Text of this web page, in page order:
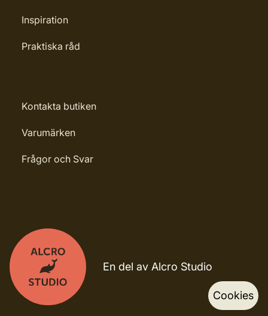
Inspiration
Praktiska råd
Kontakta butiken
Varumärken
Frågor och Svar
En del av Alcro Studio
Cookies